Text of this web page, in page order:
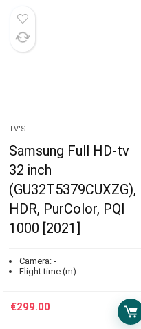
TV'S
Samsung Full HD-tv
32 inch
(GU32T5379CUXZG),
HDR, PurColor, PQI
1000 [2021]
Camera: -
Flight time (m): -
€299.00